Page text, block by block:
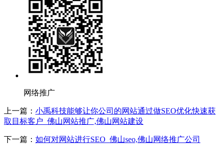
网络推广
上一篇： 小禹科技能够让你公司的网站通过做SEO优化快速获
取目标客户_佛山网站推广,佛山网站建设
下一篇： 如何对网站进行SEO_佛山seo,佛山网络推广公司